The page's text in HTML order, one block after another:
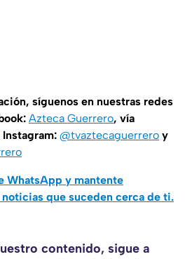
síguenos en nuestras redes
Azteca Guerrero, vía
Instagram: @tvaztecaguerrero y
WhatsApp y mantente
que suceden cerca de ti.
contenido, sigue a